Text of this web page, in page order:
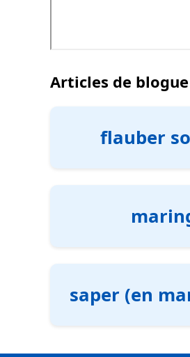
Articles de
flauber
saper (en